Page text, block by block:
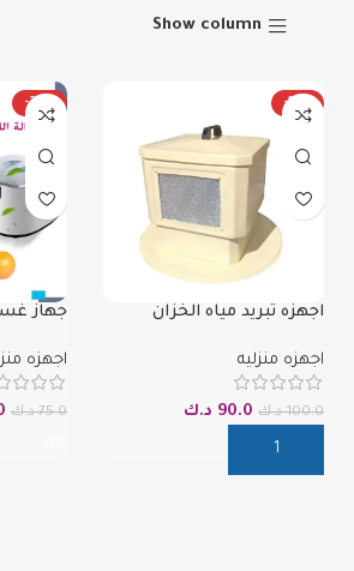
Show column
-10%
اجهزه تبريد مياه الخزان
اجهزه منزليه
100.0 د.ك 90.0 د.ك
-20%
جهاز
اجهزه
75.0 د.ك